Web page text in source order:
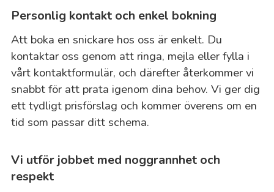
Personlig kontakt och enkel bokning
Att boka en snickare hos oss är enkelt. Du
kontaktar oss genom att ringa, mejla eller fylla i
vårt kontaktformulär, och därefter återkommer vi
snabbt för att prata igenom dina behov. Vi ger dig
ett tydligt prisförslag och kommer överens om en
tid som passar ditt schema.
Vi utför jobbet med noggrannhet och
respekt